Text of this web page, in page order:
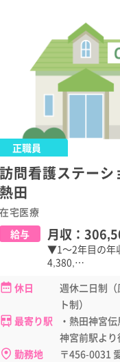
正職員
訪問看護ステーシ
熱田
在宅医療
給与
月収：
▼1～2年目の年
4,380,…
休日
週休二日制
ト制）
最寄り駅
・熱田神宮
神宮前駅よ
勤務地
〒456-0031